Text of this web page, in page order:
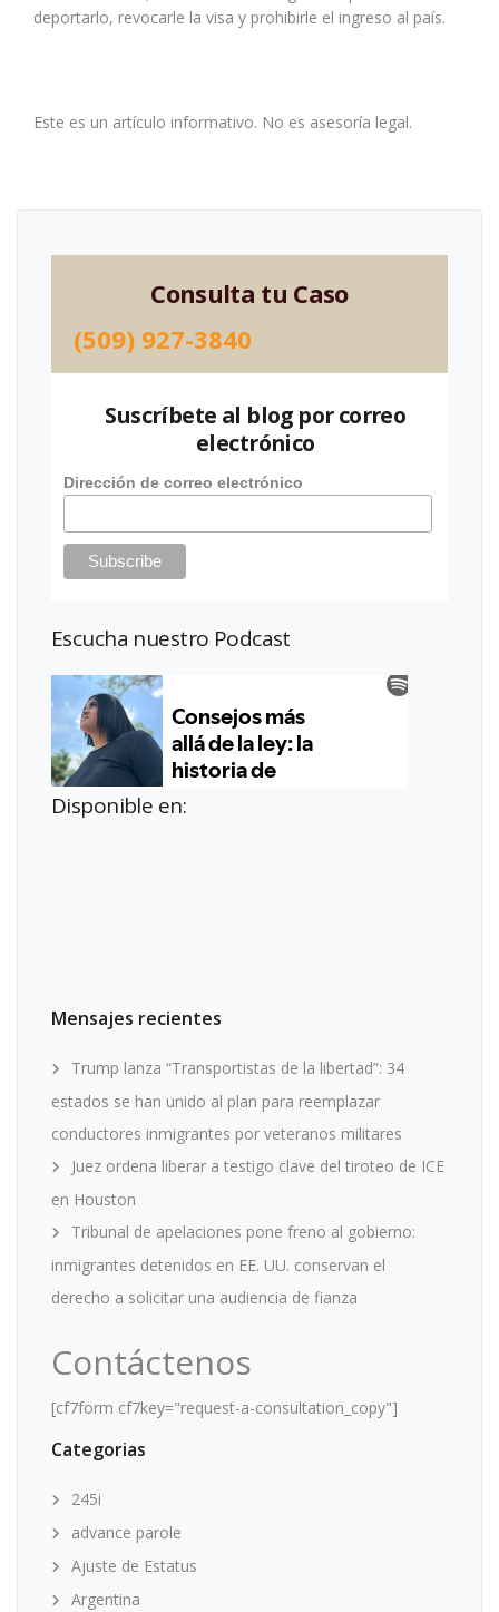
deportarlo, revocarle la visa y prohibirle el ingreso al país.
Este es un artículo informativo. No es asesoría legal.
Consulta tu Caso
(509) 927-3840
Suscríbete al blog por correo
electrónico
Dirección de correo electrónico
Escucha nuestro Podcast
Disponible en:
Mensajes recientes
Trump lanza “Transportistas de la libertad”: 34
estados se han unido al plan para reemplazar
conductores inmigrantes por veteranos militares
Juez ordena liberar a testigo clave del tiroteo de ICE
en Houston
Tribunal de apelaciones pone freno al gobierno:
inmigrantes detenidos en EE. UU. conservan el
derecho a solicitar una audiencia de fianza
Contáctenos
[cf7form cf7key="request-a-consultation_copy"]
Categorias
245i
advance parole
Ajuste de Estatus
Argentina